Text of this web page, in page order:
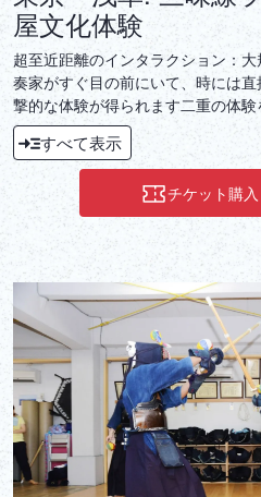
屋文化体験
超至近距離のインタラクション：
奏家がすぐ目の前にいて、時には
撃的な体験が得られます二重の体
（三味線）と飲食文化（居酒屋）が
れは簡単に再現できない、共有す
すべて表示
チケット購入